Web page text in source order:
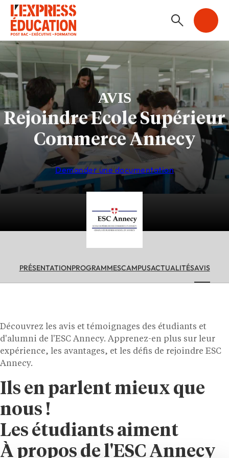
AVIS
Rejoindre Ecole Supérieur
Commerce Annecy
Demander une documentation
PRÉSENTATIONPROGRAMMESCAMPUSACTUALITÉSAVIS
Découvrez les avis et témoignages des étudiants et
d'alumni de l'ESC Annecy. Apprenez-en plus sur leur
expérience, les avantages, et les défis de rejoindre ESC
Annecy.
Ils en parlent mieux que
nous !
Les étudiants aiment
À propos de l'ESC Annecy